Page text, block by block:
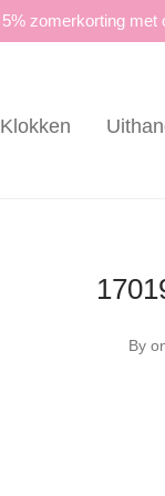
5% zomerkorting met
Klokken
By